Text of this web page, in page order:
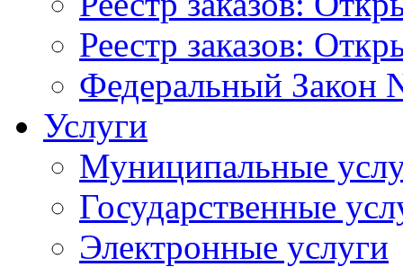
Реестр заказов:
Федеральный Закон
Услуги
Муниципальные
Государственные
Электронные услуги